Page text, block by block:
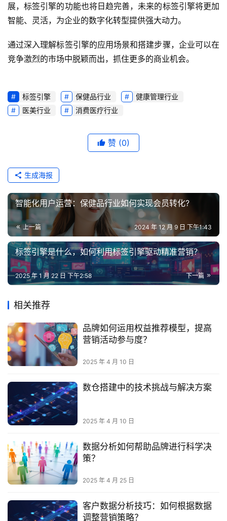
展，标签引擎的功能也将日趋完善，未来的标签引擎将更加
智能、灵活，为企业的数字化转型提供强大动力。
通过深入理解标签引擎的应用场景和搭建步骤，企业可以在
竞争激烈的市场中脱颖而出，抓住更多的商业机会。
标签引擎 保健品行业
健康管理行业
医美行业
消费医疗行业
赞 (0)
生成海报
智能化用户运营：保健品行业如何实现会员转化?
上一篇 2024 年 12 月 9 日 下午1:43
标签引擎是什么，如何利用标签引擎驱动精准营销？
下一篇
2025 年 1 月 22 日 下午2:58
相关推荐
品牌如何运用权益推荐模型，提高
营销活动参与度？
2025 年 4 月 10 日
数仓搭建中的技术挑战与解决方案
2025 年 4 月 10 日
数据分析如何帮助品牌进行科学决
策？
2025 年 4 月 25 日
客户数据分析技巧：如何根据数据
调整营销策略？